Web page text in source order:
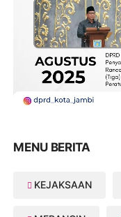
MENU BERITA
KEJAKSAAN